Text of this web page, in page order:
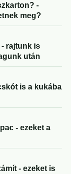
-
meg?
rajtunk is
után
is a kukába
- ezeket a
- ezeket is